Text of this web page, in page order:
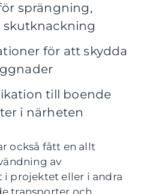
sprängning,
för att skydda
till boende
i närheten
också fått en allt
av
i projektet eller i andra